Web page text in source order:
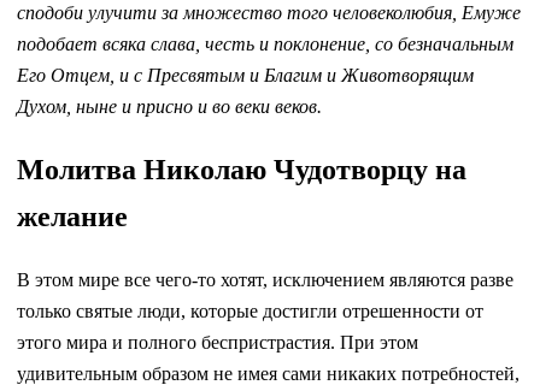
сподоби улучити за множество того человеколюбия, Емуже
подобает всяка слава, честь и поклонение, со безначальным
Его Отцем, и с Пресвятым и Благим и Животворящим
Духом, ныне и присно и во веки веков.
Молитва Николаю Чудотворцу на
желание
В этом мире все чего-то хотят, исключением являются разве
только святые люди, которые достигли отрешенности от
этого мира и полного беспристрастия. При этом
удивительным образом не имея сами никаких потребностей,